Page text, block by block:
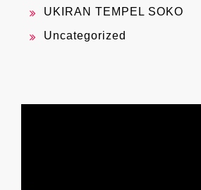
UKIRAN TEMPEL SOKO
Uncategorized